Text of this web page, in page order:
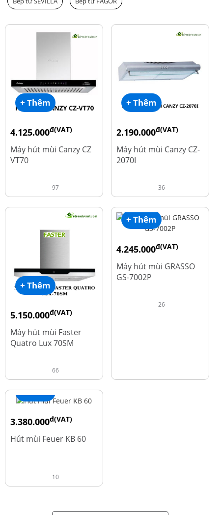
+ Thêm
4.125.000đ(VAT)
8.500.000
Máy hút mùi Canzy CZ
VT70
97
+ Thêm
2.190.000đ(VAT)
4.450.000
Máy hút mùi Canzy CZ-
2070I
36
+ Thêm
5.150.000đ(VAT)
Máy hút mùi Faster
Quatro Lux 70SM
66
+ Thêm
4.245.000đ(VAT)
5.660.000
Máy hút mùi GRASSO
GS-7002P
26
+ Thêm
3.380.000đ(VAT)
4.600.000
Hút mùi Feuer KB 60
10